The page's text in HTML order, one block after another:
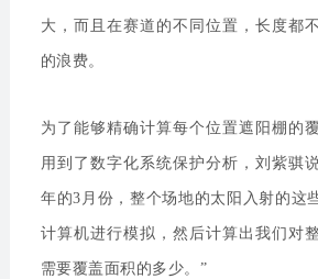
大，而且在赛道的不同位置，长度都
的浪费。
为了能够精确计算每个位置遮阳棚的
用到了数字化系统保护分析，刘紫骐
年的3月份，整个场地的太阳入射的这
计算机进行模拟，然后计算出我们对
需要覆盖面积的多少。”